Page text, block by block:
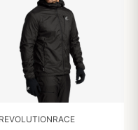
REVOLUTIONRACE